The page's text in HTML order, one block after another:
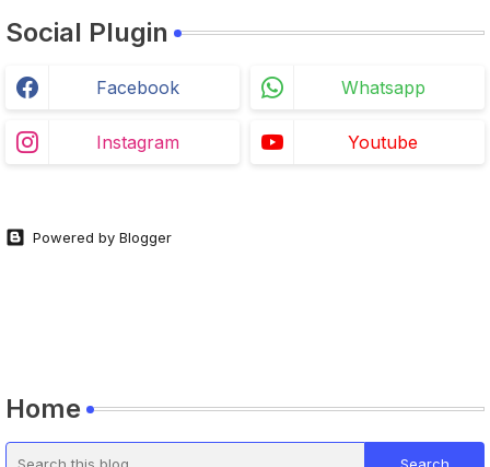
Social Plugin
Facebook Whatsapp
Instagram Youtube
Powered by Blogger
Home